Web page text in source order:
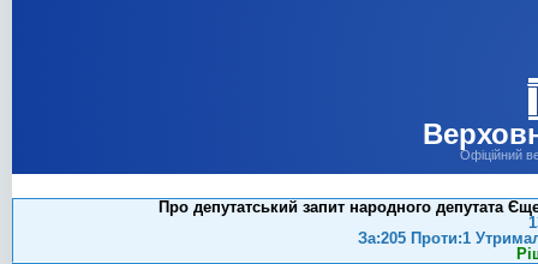
Офіційний
Про депутатський запит народного депутата
За:205 Проти:1